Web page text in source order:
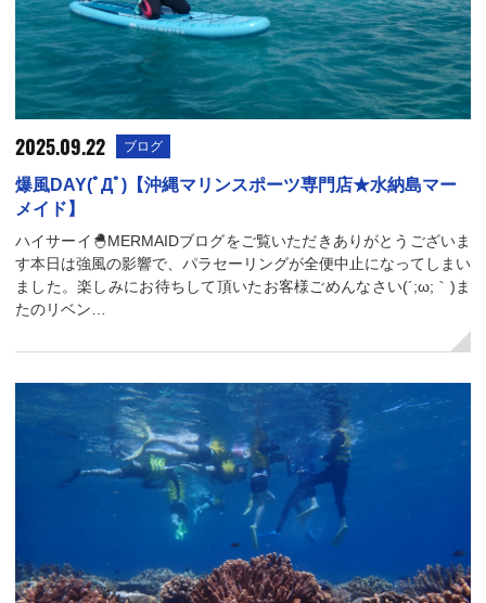
2025.09.22 ブログ
爆風DAY(ﾟДﾟ)【沖縄マリンスポーツ専門店★水納島マー
メイド】
ハイサーイ🐣MERMAIDブログをご覧いただきありがとうございま
す本日は強風の影響で、パラセーリングが全便中止になってしまい
ました。楽しみにお待ちして頂いたお客様ごめんなさい(´;ω;｀)ま
たのリベン…